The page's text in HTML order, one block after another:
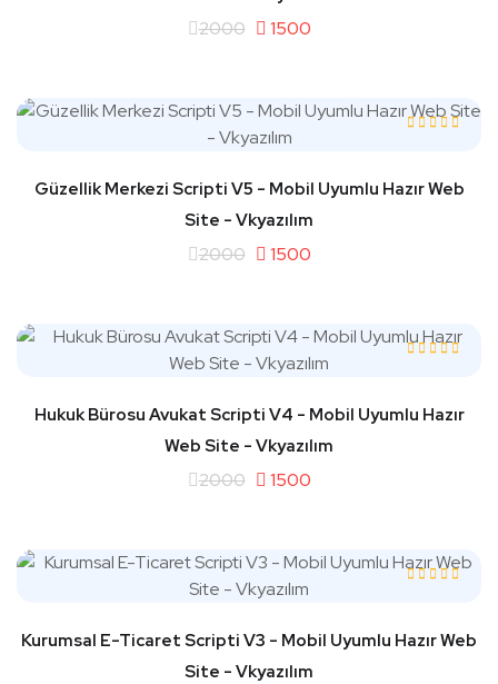
2000 1500
Güzellik Merkezi Scripti V5 - Mobil Uyumlu Hazır Web
Site - Vkyazılım
2000 1500
Hukuk Bürosu Avukat Scripti V4 - Mobil Uyumlu Hazır
Web Site - Vkyazılım
2000 1500
Kurumsal E-Ticaret Scripti V3 - Mobil Uyumlu Hazır Web
Site - Vkyazılım